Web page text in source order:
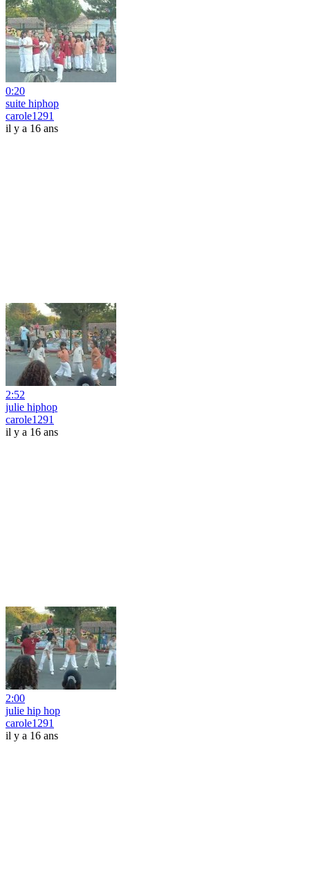
0:20
suite hiphop
carole1291
il y a 16 ans
2:52
julie hiphop
carole1291
il y a 16 ans
2:00
julie hip hop
carole1291
il y a 16 ans